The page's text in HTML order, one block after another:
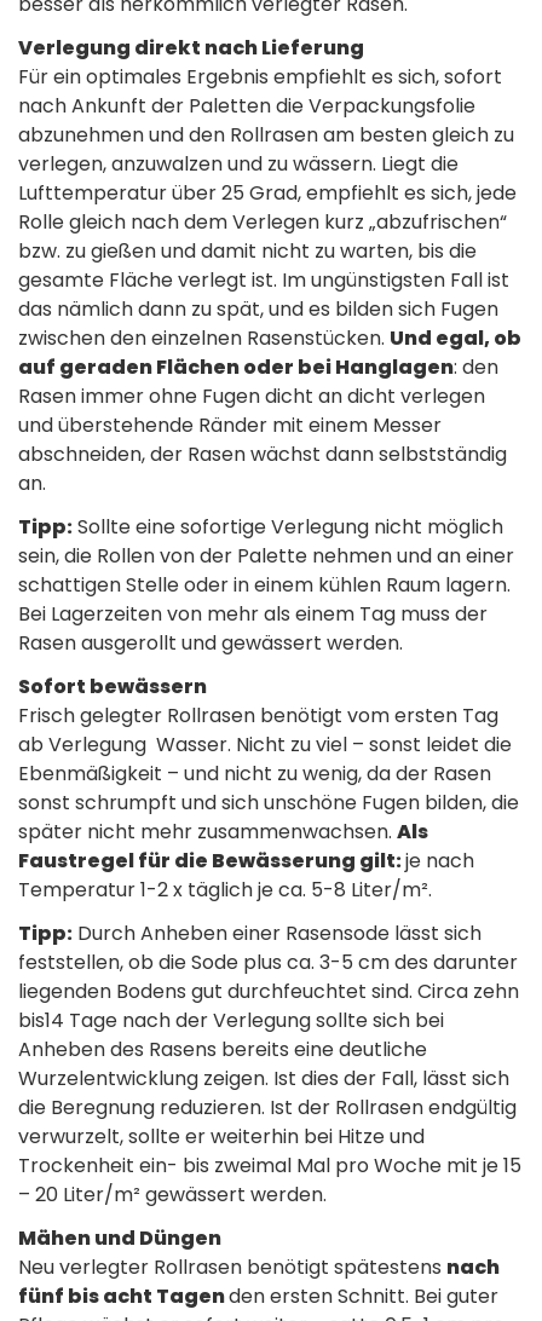
Verlegung direkt nach Lieferung
Für ein optimales Ergebnis empfiehlt es sich, sofort
nach Ankunft der Paletten die Verpackungsfolie
abzunehmen und den Rollrasen am besten gleich zu
verlegen, anzuwalzen und zu wässern. Liegt die
Lufttemperatur über 25 Grad, empfiehlt es sich, jede
Rolle gleich nach dem Verlegen kurz „abzufrischen“
bzw. zu gießen und damit nicht zu warten, bis die
gesamte Fläche verlegt ist. Im ungünstigsten Fall ist
das nämlich dann zu spät, und es bilden sich Fugen
zwischen den einzelnen Rasenstücken. Und egal, ob
auf geraden Flächen oder bei Hanglagen: den
Rasen immer ohne Fugen dicht an dicht verlegen
und überstehende Ränder mit einem Messer
abschneiden, der Rasen wächst dann selbstständig
an.
Tipp:Sollte eine sofortige Verlegung nicht möglich
sein, die Rollen von der Palette nehmen und an einer
schattigen Stelle oder in einem kühlen Raum lagern.
Bei Lagerzeiten von mehr als einem Tag muss der
Rasen ausgerollt und gewässert werden.
Sofort bewässern
Frisch gelegter Rollrasen benötigt vom ersten Tag
ab Verlegung Wasser. Nicht zu viel – sonst leidet die
Ebenmäßigkeit – und nicht zu wenig, da der Rasen
sonst schrumpft und sich unschöne Fugen bilden, die
später nicht mehr zusammenwachsen. Als
Faustregel für die Bewässerung gilt:je nach
Temperatur 1-2 x täglich je ca. 5-8 Liter/m².
Tipp: Durch Anheben einer Rasensode lässt sich
feststellen, ob die Sode plus ca. 3-5 cm des darunter
liegenden Bodens gut durchfeuchtet sind. Circa zehn
bis14 Tage nach der Verlegung sollte sich bei
Anheben des Rasens bereits eine deutliche
Wurzelentwicklung zeigen. Ist dies der Fall, lässt sich
die Beregnung reduzieren. Ist der Rollrasen endgültig
verwurzelt, sollte er weiterhin bei Hitze und
Trockenheit ein- bis zweimal Mal pro Woche mit je 15
– 20 Liter/m² gewässert werden.
Mähen und Düngen
Neu verlegter Rollrasen benötigt spätestens nach
fünf bis acht Tagenden ersten Schnitt. Bei guter